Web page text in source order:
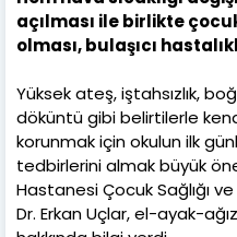
açılması ile birlikte
olması, bulaşıcı
Yüksek ateş, iştahsızlık,
döküntü gibi belirtilerle
korunmak için okulun ilk
tedbirlerini almak büyük
Hastanesi Çocuk Sağlığı
Dr. Erkan Uçlar, el-ayak-